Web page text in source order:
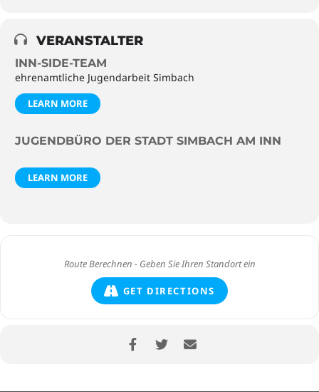
VERANSTALTER
INN-SIDE-TEAM
ehrenamtliche Jugendarbeit Simbach
LEARN MORE
JUGENDBÜRO DER STADT SIMBACH AM INN
LEARN MORE
GET DIRECTIONS